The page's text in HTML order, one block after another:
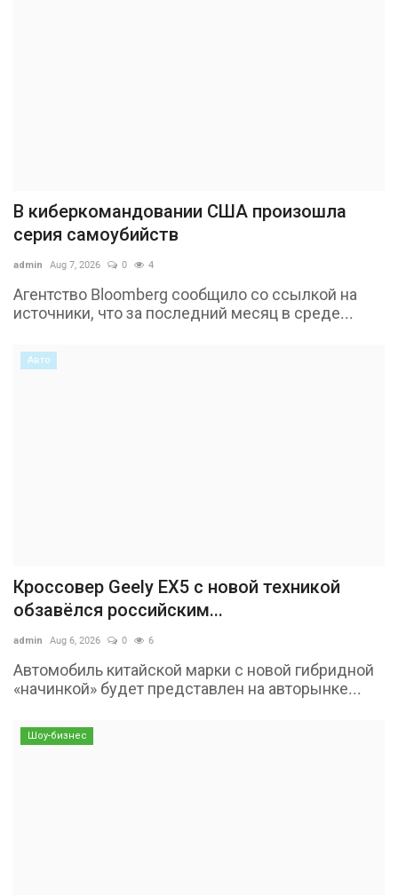
В киберкомандовании США произошла
серия самоубийств
admin Aug 7, 2026 0 4
Агентство Bloomberg сообщило со ссылкой на
источники, что за последний месяц в среде...
Авто
Кроссовер Geely EX5 с новой техникой
обзавёлся российским...
admin Aug 6, 2026 0 6
Автомобиль китайской марки с новой гибридной
«начинкой» будет представлен на авторынке...
Шоу-бизнес